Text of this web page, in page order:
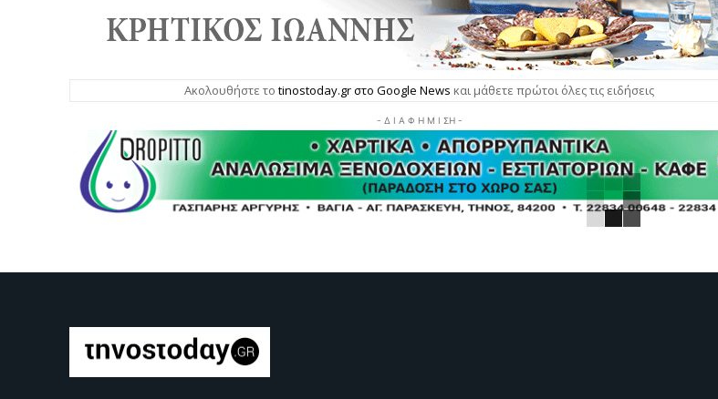
Ακολουθήστε το tinostoday.gr στο Google News και μάθετε πρώτοι όλες τις ειδήσεις
- Δ Ι Α Φ Η Μ Ι ΣΗ -